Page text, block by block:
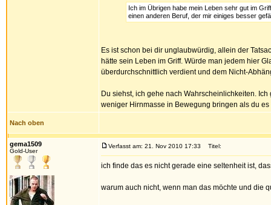
Ich im Übrigen habe mein Leben sehr gut im
einen anderen Beruf, der mir einiges besser
Es ist schon bei dir unglaubwürdig, allein der
hätte sein Leben im Griff. Würde man jedem hier
überdurchschnittlich verdient und dem Nicht-
Du siehst, ich gehe nach Wahrscheinlichkeiten.
weniger Hirnmasse in Bewegung bringen als du
Nach oben
gema1509
Gold-User
Verfasst am: 21. Nov 2010 17:33 Titel:
ich finde das es nicht gerade eine seltenheit ist,
warum auch nicht, wenn man das möchte und die